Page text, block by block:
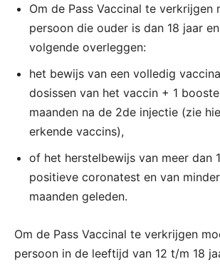
Om de Pass Vaccinal te verkrijgen
persoon die ouder is dan 18 jaar
volgende overleggen:
het bewijs van een volledig
dosissen van het vaccin + 1
maanden na de 2de injectie (zie
erkende vaccins),
of het herstelbewijs van meer dan
positieve coronatest en van
maanden geleden.
Om de Pass Vaccinal te verkrijgen
persoon in de leeftijd van 12 t/m 18